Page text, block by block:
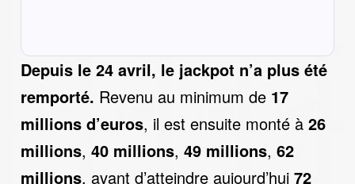
Depuis le 24 avril, le jackpot n’a plus été
remporté. Revenu au minimum de 17
millions d’euros, il est ensuite monté à26
millions,40 millions,49 millions,62
millions, avant d’atteindre aujourd’hui72